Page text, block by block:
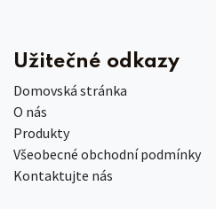
Užitečné odkazy
Domovská stránka
O nás
Produkty
Všeobecné obchodní podmínky
Kontaktujte nás